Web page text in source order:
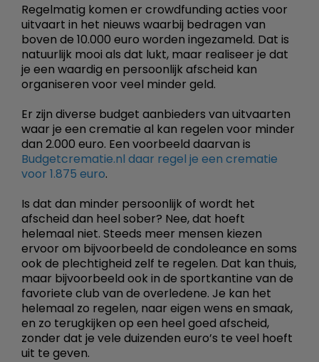
Regelmatig komen er crowdfunding acties voor
uitvaart in het nieuws waarbij bedragen van
boven de 10.000 euro worden ingezameld. Dat is
natuurlijk mooi als dat lukt, maar realiseer je dat
je een waardig en persoonlijk afscheid kan
organiseren voor veel minder geld.
Er zijn diverse budget aanbieders van uitvaarten
waar je een crematie al kan regelen voor minder
dan 2.000 euro. Een voorbeeld daarvan is
Budgetcrematie.nl daar regel je een crematie
voor 1.875 euro.
Is dat dan minder persoonlijk of wordt het
afscheid dan heel sober? Nee, dat hoeft
helemaal niet. Steeds meer mensen kiezen
ervoor om bijvoorbeeld de condoleance en soms
ook de plechtigheid zelf te regelen. Dat kan thuis,
maar bijvoorbeeld ook in de sportkantine van de
favoriete club van de overledene. Je kan het
helemaal zo regelen, naar eigen wens en smaak,
en zo terugkijken op een heel goed afscheid,
zonder dat je vele duizenden euro’s te veel hoeft
uit te geven.